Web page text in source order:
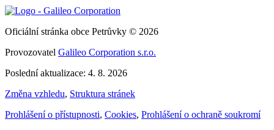
Oficiální stránka obce Petrůvky © 2026
Provozovatel Galileo Corporation s.r.o.
Poslední aktualizace: 4. 8. 2026
Změna vzhledu, Struktura stránek
Prohlášení o přístupnosti, Cookies, Prohlášení o ochraně soukromí